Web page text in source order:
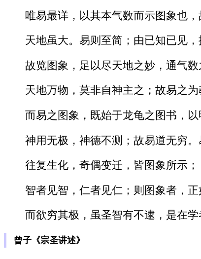
唯易最详，以其本气数而示图象也，
天地虽大。易则至简；由已知已见
故览图象，足以尽天地之妙，通气
天地万物，莫非自神主之；故易之为
而易之图象，既始于龙龟之图书，以
神用无极，神德不测；故易道无穷
往复生化，奇偶变迁，皆图象所示；
智者见智，仁者见仁；则图象者，正
而欲穷其极，虽圣智有不逮，是在学
曾子《宗圣讲述》